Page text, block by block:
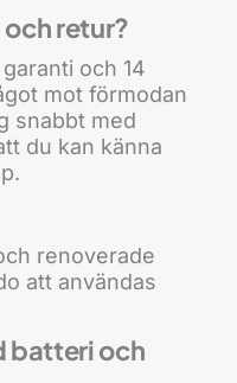
retur?
och 14
mot förmodan
snabbt med
du kan känna
renoverade
att användas
batteri och